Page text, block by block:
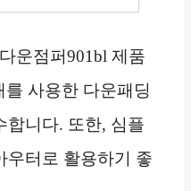
운점퍼901bl 제품
사용한 다운패딩
합니다. 또한, 심플
우터로 활용하기 좋